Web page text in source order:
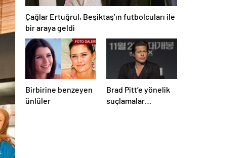
Çağlar Ertuğrul, Beşiktaş’ın futbolcuları ile
bir araya geldi
Birbirine benzeyen
ünlüler
Brad Pitt’e yönelik
suçlamalar